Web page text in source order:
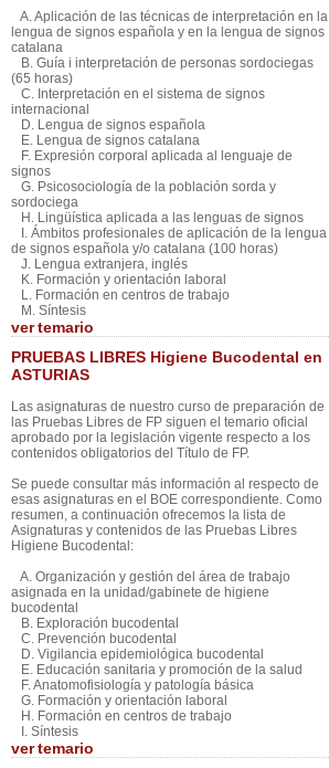
A. Aplicación de las técnicas de interpretación en la
lengua de signos española y en la lengua de signos
catalana
B. Guía i interpretación de personas sordociegas
(65 horas)
C. Interpretación en el sistema de signos
internacional
D. Lengua de signos española
E. Lengua de signos catalana
F. Expresión corporal aplicada al lenguaje de
signos
G. Psicosociología de la población sorda y
sordociega
H. Lingüística aplicada a las lenguas de signos
I. Ámbitos profesionales de aplicación de la lengua
de signos española y/o catalana (100 horas)
J. Lengua extranjera, inglés
K. Formación y orientación laboral
L. Formación en centros de trabajo
M. Síntesis
vertemario
PRUEBAS LIBRES Higiene Bucodental en
ASTURIAS
Las asignaturas de nuestro curso de preparación de
las Pruebas Libres de FP siguen el temario oficial
aprobado por la legislación vigente respecto a los
contenidos obligatorios del Título de FP.
Se puede consultar más información al respecto de
esas asignaturas en el BOE correspondiente. Como
resumen, a continuación ofrecemos la lista de
Asignaturas y contenidos de las Pruebas Libres
Higiene Bucodental:
A. Organización y gestión del área de trabajo
asignada en la unidad/gabinete de higiene
bucodental
B. Exploración bucodental
C. Prevención bucodental
D. Vigilancia epidemiológica bucodental
E. Educación sanitaria y promoción de la salud
F. Anatomofisiología y patología básica
G. Formación y orientación laboral
H. Formación en centros de trabajo
I. Síntesis
vertemario